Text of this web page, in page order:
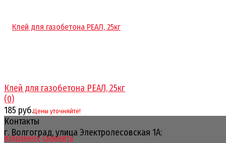
избранное сравнить
Клей для газобетона РЕАЛ, 25кг
(0)
185 руб.Цены уточняйте!
Контакты
г. Волгоград, улица Электролесовская 1А: